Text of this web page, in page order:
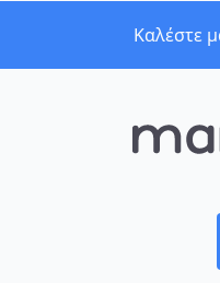
Καλέστε